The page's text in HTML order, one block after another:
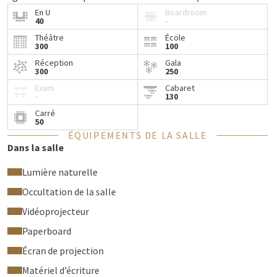
En U
40
Boardroom
-
Théâtre
300
École
100
Réception
300
Gala
250
Exam
-
Cabaret
130
Carré
50
ÉQUIPEMENTS DE LA SALLE
Dans la salle
Lumière naturelle
Occultation de la salle
Vidéoprojecteur
Paperboard
Écran de projection
Matériel d’écriture